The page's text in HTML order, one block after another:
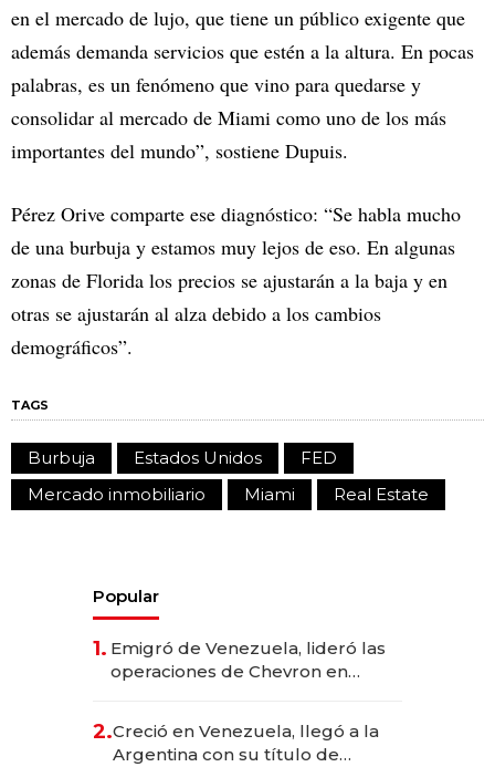
en el mercado de lujo, que tiene un público exigente que
además demanda servicios que estén a la altura. En pocas
palabras, es un fenómeno que vino para quedarse y
consolidar al mercado de Miami como uno de los más
importantes del mundo”, sostiene Dupuis.
Pérez Orive comparte ese diagnóstico: “Se habla mucho
de una burbuja y estamos muy lejos de eso. En algunas
zonas de Florida los precios se ajustarán a la baja y en
otras se ajustarán al alza debido a los cambios
demográficos”.
TAGS
Burbuja Estados Unidos
FED
Mercado inmobiliario
Miami Real Estate
Popular
1. Emigró de Venezuela, lideró las
operaciones de Chevron en
2.Creció en Venezuela, llegó a la
Argentina con su título de